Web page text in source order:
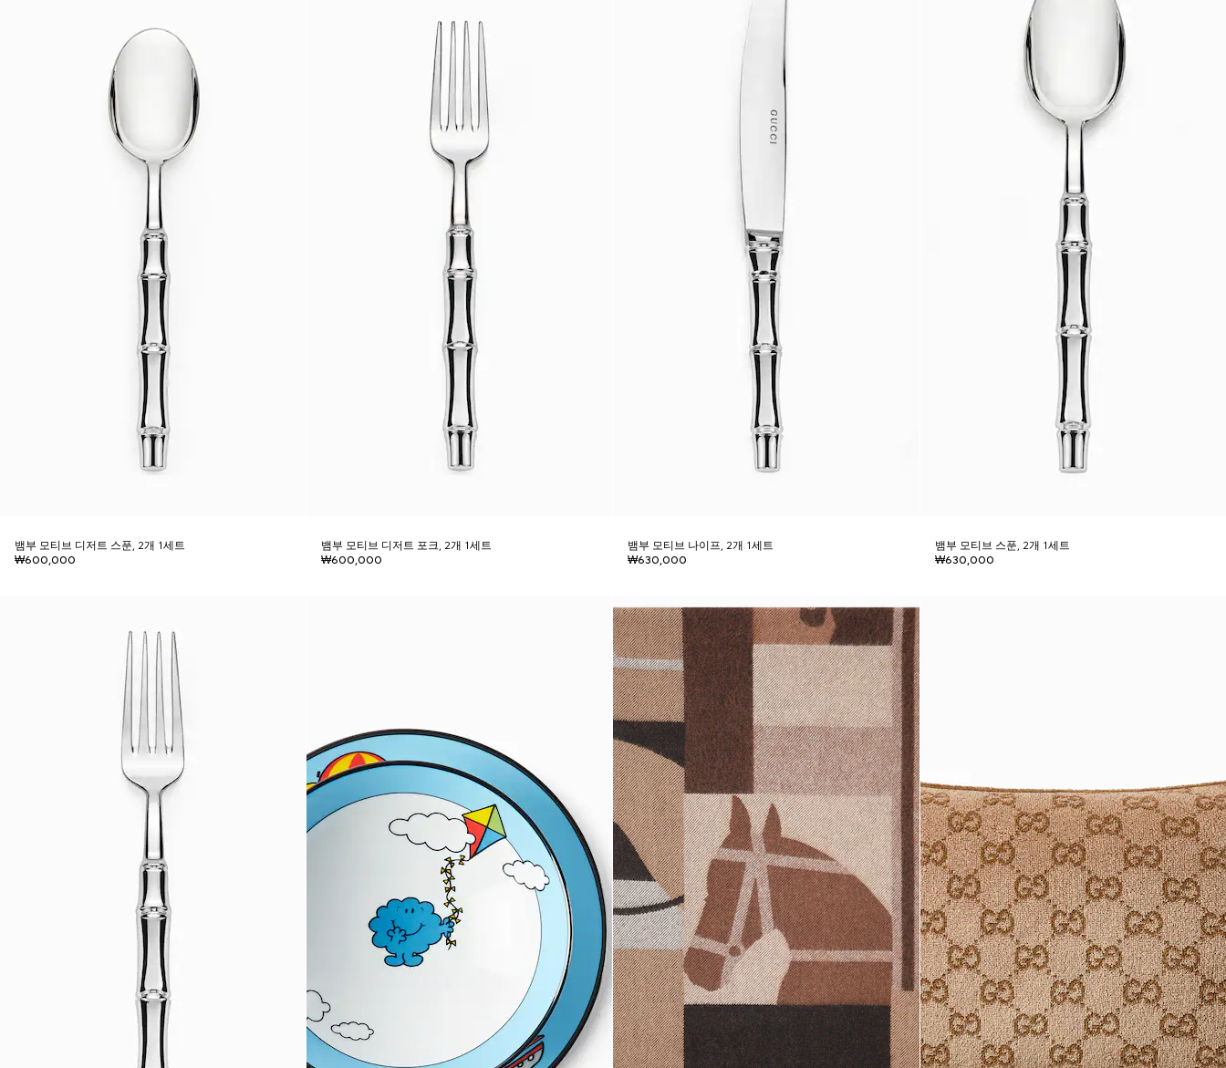
뱀부 모티브 디저트 스푼, 2개 1세트
₩600,000
뱀부 모티브 디저트 포크, 2개 1세트
₩600,000
뱀부 모티브 나이프, 2개 1세트
₩630,000
뱀부 모티브 스푼, 2개 1세트
₩630,000